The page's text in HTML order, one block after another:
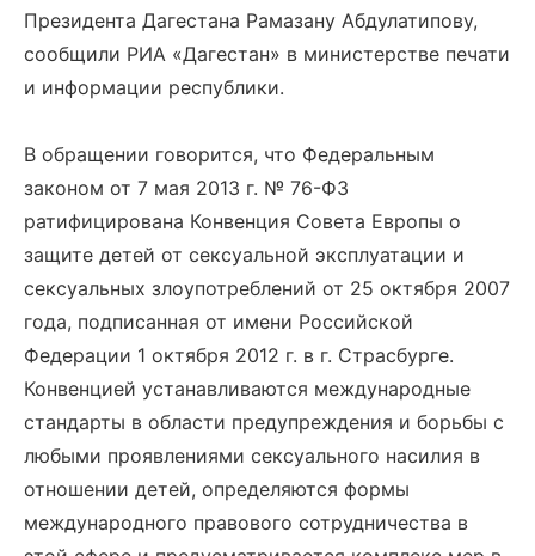
Президента Дагестана Рамазану Абдулатипову,
сообщили РИА «Дагестан» в министерстве печати
и информации республики.
В обращении говорится, что Федеральным
законом от 7 мая 2013 г. № 76-ФЗ
ратифицирована Конвенция Совета Европы о
защите детей от сексуальной эксплуатации и
сексуальных злоупотреблений от 25 октября 2007
года, подписанная от имени Российской
Федерации 1 октября 2012 г. в г. Страсбурге.
Конвенцией устанавливаются международные
стандарты в области предупреждения и борьбы с
любыми проявлениями сексуального насилия в
отношении детей, определяются формы
международного правового сотрудничества в